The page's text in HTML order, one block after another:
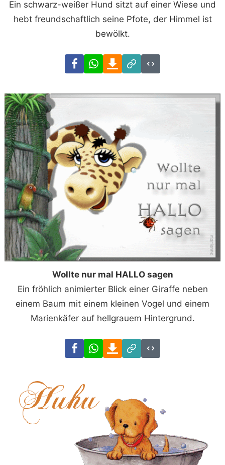
Ein schwarz-weißer Hund sitzt auf einer Wiese und
hebt freundschaftlich seine Pfote, der Himmel ist
bewölkt.
FacebookWhatsAppDownload
Link
Code
Wollte nur mal HALLO sagen
Ein fröhlich animierter Blick einer Giraffe neben
einem Baum mit einem kleinen Vogel und einem
Marienkäfer auf hellgrauem Hintergrund.
FacebookWhatsAppDownload
Link
Code